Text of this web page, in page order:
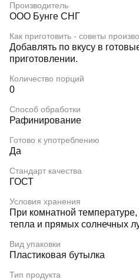
Производитель
ООО Бунге СНГ
Как приготовить - советы
Добавлять по вкусу в
приготовлении.
Количество порций
0
Способ обработки
Рафинирование
Готово к употреблению
Да
Стандарт качества
ГОСТ
Условия хранения
При комнатной температуре,
тепла и прямых солнечных
Вид упаковки
Пластиковая бутылка
Тип продукта